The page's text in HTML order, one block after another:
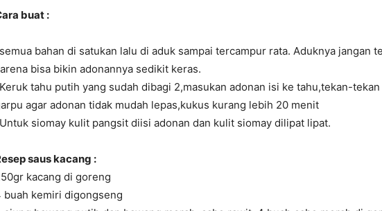
buat :
bahan di satukan lalu di aduk sampai tercampur rata. Aduknya jangan
bisa bikin adonannya sedikit keras.
tahu putih yang sudah dibagi 2,masukan adonan isi ke tahu,tekan-
agar adonan tidak mudah lepas,kukus kurang lebih 20 menit
siomay kulit pangsit diisi adonan dan kulit siomay dilipat lipat.
saus kacang :
kacang di goreng
buah kemiri digongseng